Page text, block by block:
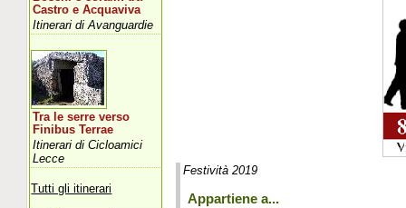
Festività 2019
Appartiene a...
Castro e Acquaviva
Itinerari di Avanguardie
Tra le serre verso
Finibus Terrae
Itinerari di Cicloamici
Lecce
Tutti gli itinerari